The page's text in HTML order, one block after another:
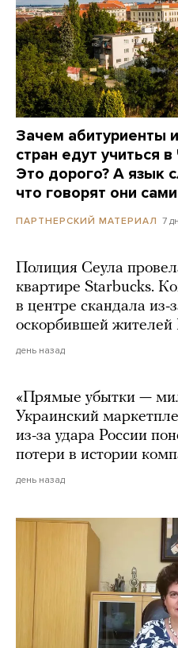
Зачем абитуриенты
стран едут учиться
Это дорого? А язык
что говорят они сами
ПАРТНЕРСКИЙ МАТЕРИАЛ 7
Полиция Сеула
квартире Starbucks.
в центре скандала из-
оскорбившей
день назад
«Прямые убытки —
Украинский
из-за удара России
потери в истории
день назад